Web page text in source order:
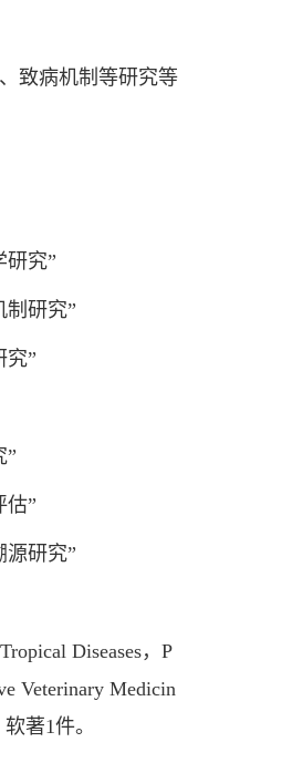
致病机制等研究等
究”
研究”
”
”
”
研究”
Diseases，P
Veterinary Medicin
著1件。